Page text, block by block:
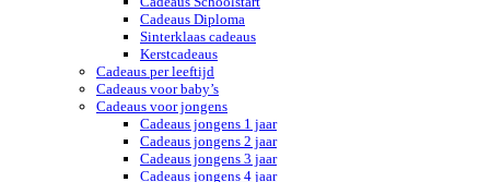
Cadeaus Diploma
Sinterklaas cadeaus
Kerstcadeaus
Cadeaus per leeftijd
Cadeaus voor baby’s
Cadeaus voor jongens
Cadeaus jongens 1 jaar
Cadeaus jongens 2 jaar
Cadeaus jongens 3 jaar
Cadeaus jongens 4 jaar